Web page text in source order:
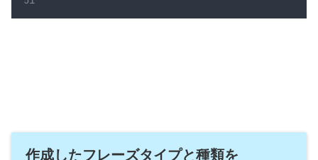
作成したフレーズタイプと種類を